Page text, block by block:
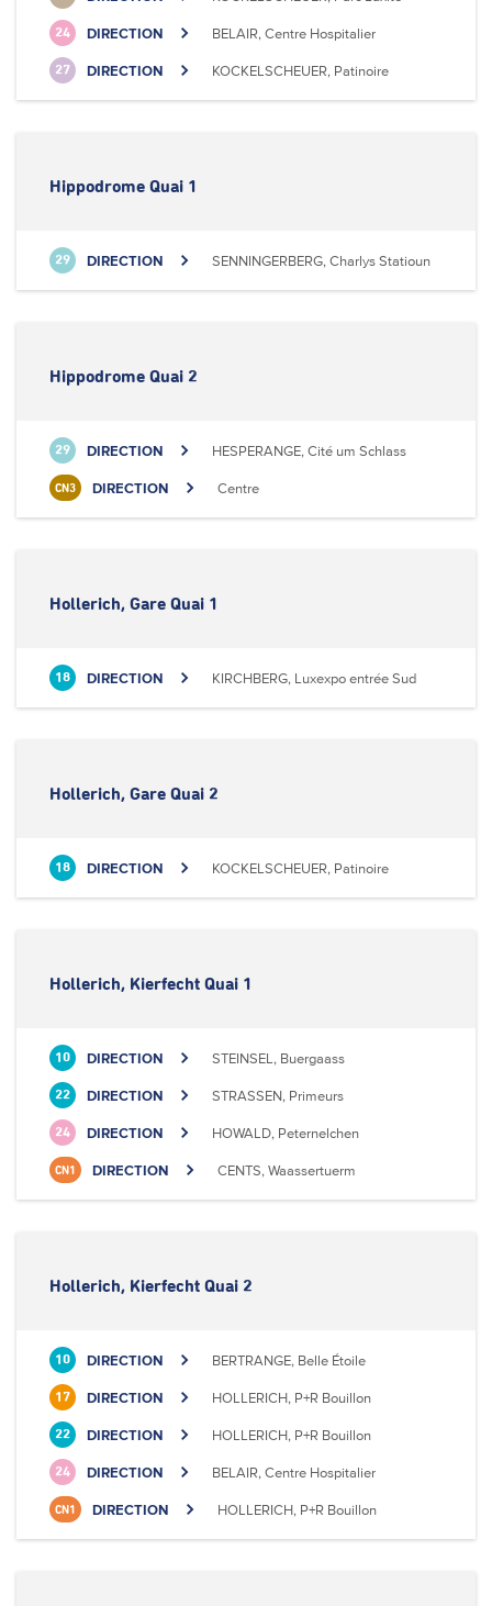
24 DIRECTION BELAIR, Centre Hospitalier
27 DIRECTION KOCKELSCHEUER, Patinoire
Hippodrome Quai 1
29 DIRECTION SENNINGERBERG, Charlys Statioun
Hippodrome Quai 2
29 DIRECTION HESPERANGE, Cité um Schlass
CN3 DIRECTION Centre
Hollerich, Gare Quai 1
18 DIRECTION KIRCHBERG, Luxexpo entrée Sud
Hollerich, Gare Quai 2
18 DIRECTION KOCKELSCHEUER, Patinoire
Hollerich, Kierfecht Quai 1
10 DIRECTION STEINSEL, Buergaass
22 DIRECTION STRASSEN, Primeurs
24 DIRECTION HOWALD, Peternelchen
CN1 DIRECTION CENTS, Waassertuerm
Hollerich, Kierfecht Quai 2
10 DIRECTION BERTRANGE, Belle Étoile
17 DIRECTION HOLLERICH, P+R Bouillon
22 DIRECTION HOLLERICH, P+R Bouillon
24 DIRECTION BELAIR, Centre Hospitalier
CN1 DIRECTION HOLLERICH, P+R Bouillon